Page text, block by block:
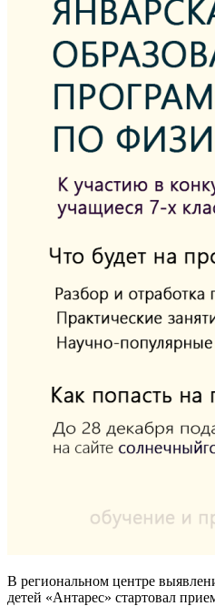
В региональном центре
детей «Антарес» стартовал